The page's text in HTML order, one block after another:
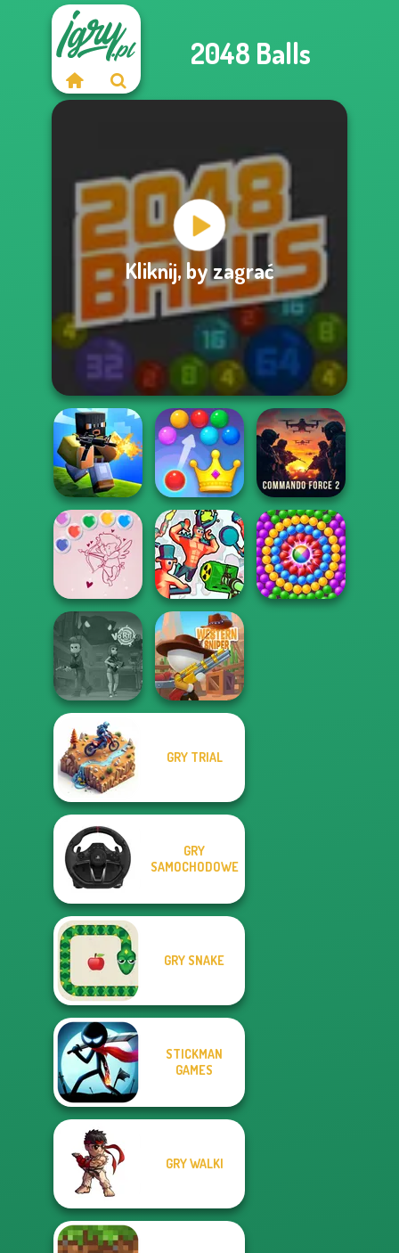
2048 Balls
Kliknij, by zagrać
Poxel.io
Royal Bubble
Blast
Commando
Force 2
Bubble Shooter
Valentine
Funny Shooter 2
Vortex 9
GRY TRIAL
GRY
SAMOCHODOWE
GRY SNAKE
STICKMAN
GAMES
GRY WALKI